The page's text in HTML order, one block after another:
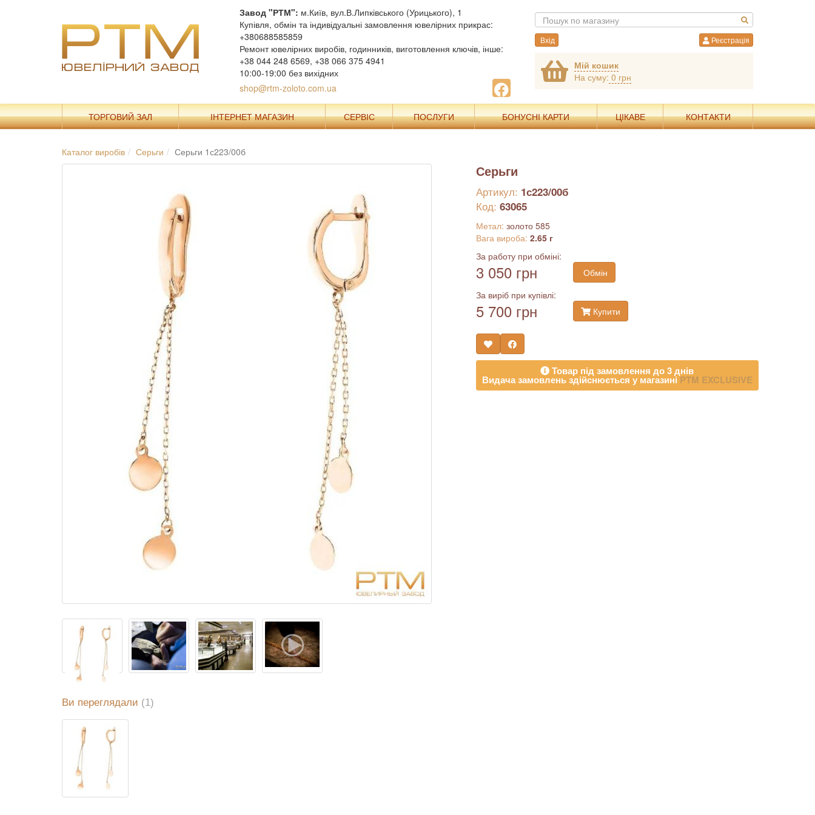
Завод "РТМ": м.Київ, вул.В.Липківського (Урицького), 1
Купівля, обмін та індивідуальні замовлення ювелірних прикрас:
+380688585859
Ремонт ювелірних виробів, годинників, виготовлення ключів, інше:
+38 044 248 6569, +38 066 375 4941
10:00-19:00 без вихідних
shop@rtm-zoloto.com.ua
Вхід Реєстрація
Мій кошик
На суму: 0 грн
ТОРГОВИЙ ЗАЛ ІНТЕРНЕТ МАГАЗИН СЕРВІС ПОСЛУГИ БОНУСНІ КАРТИ ЦІКАВЕ КОНТАКТИ
Каталог виробів Серьги Серьги 1с223/00б
Серьги
Артикул: 1с223/00б
Код: 63065
Метал: золото 585
Вага вироба: 2.65 г
За работу при обміні:
3 050 грн
Обмін
За виріб при купівлі:
5 700 грн Купити
Товар під замовлення до 3 днів
Видача замовлень здійснюється у магазиніPTM EXCLUSIVE
Ви переглядали (1)